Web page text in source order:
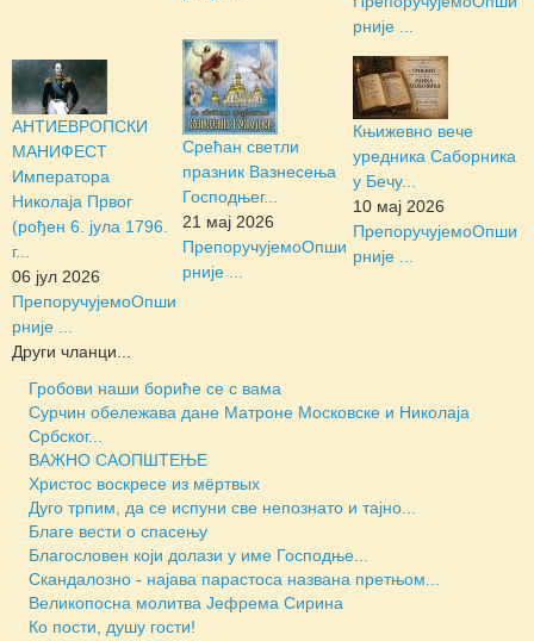
рније ...
АНТИЕВРОПСКИ
МАНИФЕСТ
Императора
Николаја Првог
(рођен 6. јула 1796.
г...
06 јул 2026
ПрепоручујемоОпши
рније ...
Срећан светли
празник Вазнесења
Господњег...
21 мај 2026
ПрепоручујемоОпши
рније ...
Књижевно вече
уредника Саборника
у Бечу...
10 мај 2026
ПрепоручујемоОпши
рније ...
Други чланци...
Гробови наши бориће се с вама
Сурчин обележава дане Матроне Московске и Николаја
Србског...
ВАЖНО САОПШТЕЊЕ
Христос воскресе из мёртвых
Дуго трпим, да се испуни све непознато и тајно...
Благе вести о спасењу
Благословен који долази у име Господње...
Скандалозно - најава парастоса названа претњом...
Великопосна молитва Јефрема Сирина
Ко пости, душу гости!